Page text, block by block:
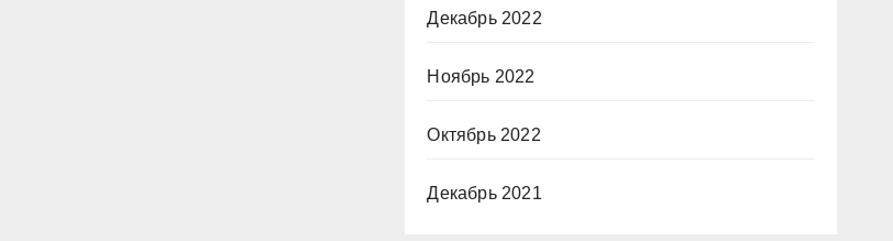
Декабрь 2022
Ноябрь 2022
Октябрь 2022
Декабрь 2021